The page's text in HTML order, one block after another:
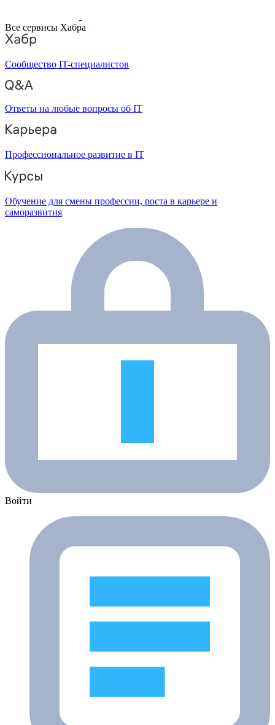
Все сервисы Хабра
Сообщество IT-специалистов
Ответы на любые вопросы об IT
Профессиональное развитие в IT
Обучение для смены профессии, роста в карьере и
саморазвития
Войти